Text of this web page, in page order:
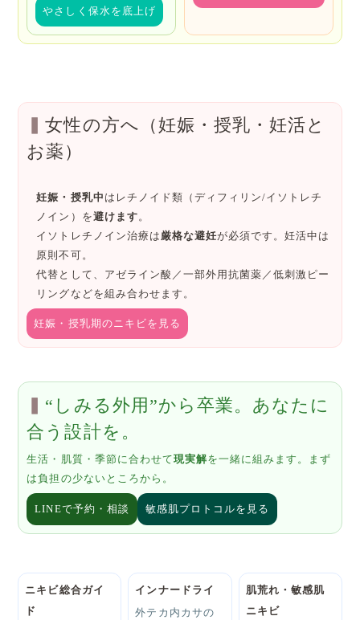
やさしく保水を底上げ
女性の方へ（妊娠・授乳・妊活と
お薬）
妊娠・授乳中 はレチノイド類（ディフィリン/イソトレチ
ノイン）を避けます。
イソトレチノイン治療 は 厳格な避妊が必須です。妊活中は
原則不可。
代替として、 アゼライン酸 ／一部外用抗菌薬／低刺激ピー
リング などを組み合わせます。
妊娠・授乳期のニキビを見る
“しみる外用”から卒業。あなたに
合う設計を。
生活・肌質・季節に合わせて現実解を一緒に組みます。まず
は負担の少ないところから。
LINEで予約・相談 敏感肌プロトコルを見る
ニキビ総合ガイ
ド
インナードライ
外テカ内カサの
肌荒れ・敏感肌
ニキビ